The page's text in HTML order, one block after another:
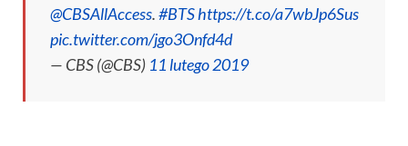
@CBSAllAccess.#BTShttps://t.co/a7wbJp6Sus
pic.twitter.com/jgo3Onfd4d
— CBS (@CBS) 11 lutego 2019